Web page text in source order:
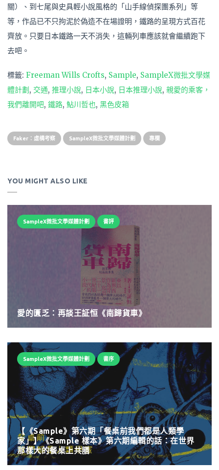
關）、到七尾與史具輕小說風格的「山手線偵探團系列」等
等，作品已不只拘泥於偽造不在場證明，鐵路的呈現方式百花
齊放。只要日本鐵路一天不消失，這輛列車應該就會繼續跑下
去吧。
標籤: Freeman Wills Crofts, Sample, SampleX微批文學媒
體計劃, 交通, 推理小說, 日本小說, 日本推理小說, 親愛的乘客，
我們離開吧, 鐵路, 鮎川哲也, 黑色皮箱
Faker：虛構考察 SampleX微批文學媒體計劃 專欄
YOU MIGHT ALSO LIKE
SampleX微批文學媒體計劃 書評
愛的匱乏：再談王証恒《南歸貨車》
SampleX微批文學媒體計劃 書序
【《Sample》第六期「餐桌前我們都是人類學
家」】《Sample 樣本》第六期編輯的話：在世界
那樣大的餐桌上共膳